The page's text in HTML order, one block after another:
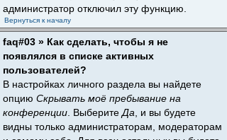
администратор отключил эту функцию.
Вернуться к началу
faq#03 » Как сделать, чтобы я не
появлялся в списке активных
пользователей?
В настройках личного раздела вы найдете
опцию Скрывать моё пребывание на
конференции . Выберите Да , и вы будете
видны только администраторам, модераторам